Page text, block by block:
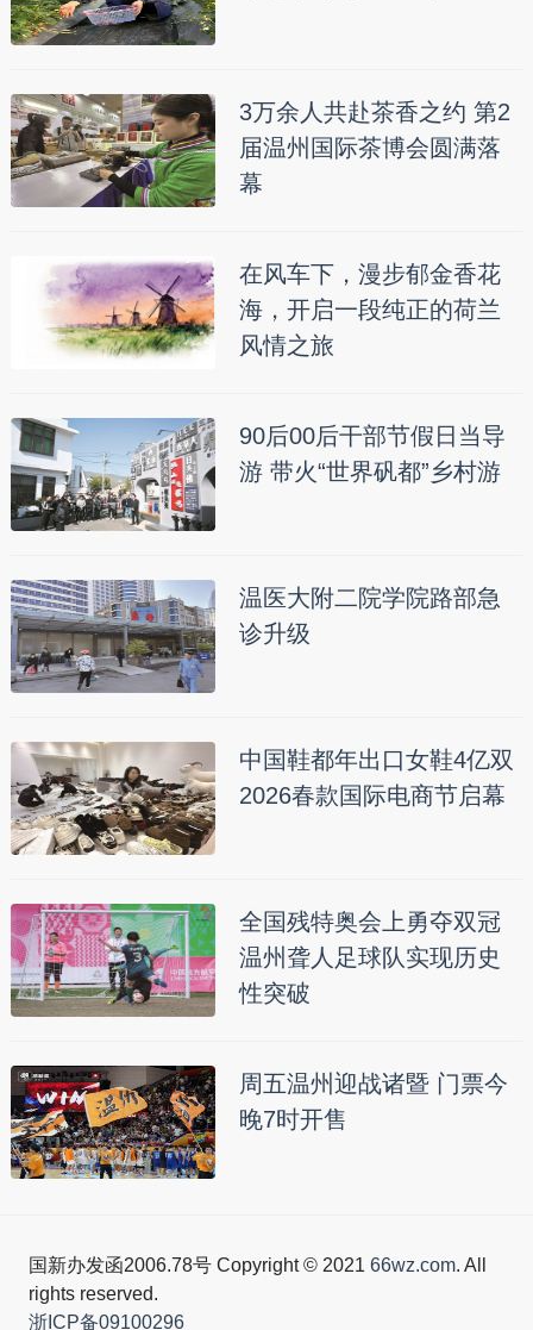
3万余人共赴茶香之约 第2
届温州国际茶博会圆满落
幕
在风车下，漫步郁金香花
海，开启一段纯正的荷兰
风情之旅
90后00后干部节假日当导
游 带火“世界矾都”乡村游
温医大附二院学院路部急
诊升级
中国鞋都年出口女鞋4亿双
2026春款国际电商节启幕
全国残特奥会上勇夺双冠
温州聋人足球队实现历史
性突破
周五温州迎战诸暨 门票今
晚7时开售
国新办发函2006.78号 Copyright © 2021 66wz.com. All
rights reserved.
浙ICP备09100296